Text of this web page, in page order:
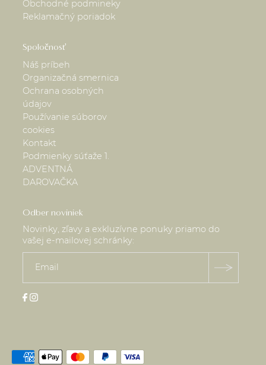
Obchodné podmineky
Reklamačný poriadok
Spoločnosť
Náš príbeh
Organizačná smernica
Ochrana osobných
údajov
Používanie súborov
cookies
Kontakt
Podmienky súťaže 1.
ADVENTNÁ
DAROVAČKA
Odber noviniek
Novinky, zľavy a exkluzívne ponuky priamo do
vašej e-mailovej schránky: